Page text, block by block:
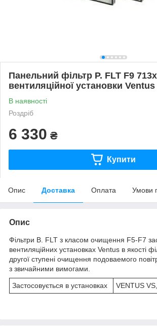
Панельний фільтр P. FLT F9
вентиляційної установки Ventus
В наявності
Роздріб
6 330 ₴
Купити
Опис Доставка Оплата Умови
Опис
Фільтри B. FLT з класом очищення F5-F7
вентиляційних установках Ventus в якості
другої ступені очищення подоваемого
з звичайними вимогами.
Застосовується в установках VENTUS